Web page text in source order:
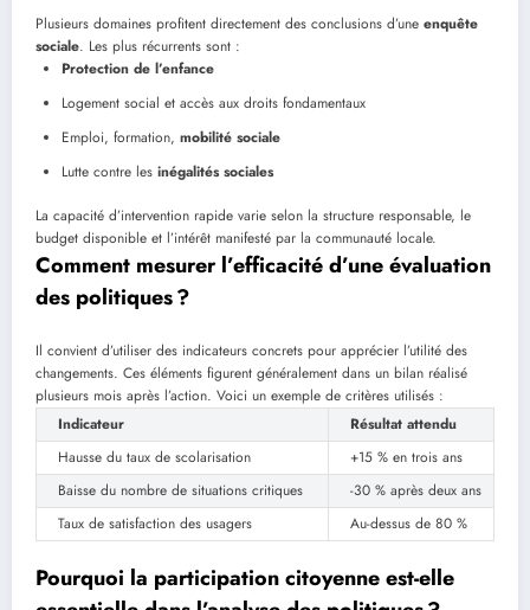
Plusieurs domaines profitent directement des conclusions d’une enquête
sociale. Les plus récurrents sont :
Protection de l’enfance
Logement social et accès aux droits fondamentaux
Emploi, formation, mobilité sociale
Lutte contre les inégalités sociales
La capacité d’intervention rapide varie selon la structure responsable, le
budget disponible et l’intérêt manifesté par la communauté locale.
Comment mesurer l’efficacité d’une évaluation
des politiques ?
Il convient d’utiliser des indicateurs concrets pour apprécier l’utilité des
changements. Ces éléments figurent généralement dans un bilan réalisé
plusieurs mois après l’action. Voici un exemple de critères utilisés :
Indicateur
Résultat attendu
Hausse du taux de scolarisation
+15 % en trois ans
Baisse du nombre de situations critiques
-30 % après deux ans
Taux de satisfaction des usagers
Au-dessus de 80 %
Pourquoi la participation citoyenne est-elle